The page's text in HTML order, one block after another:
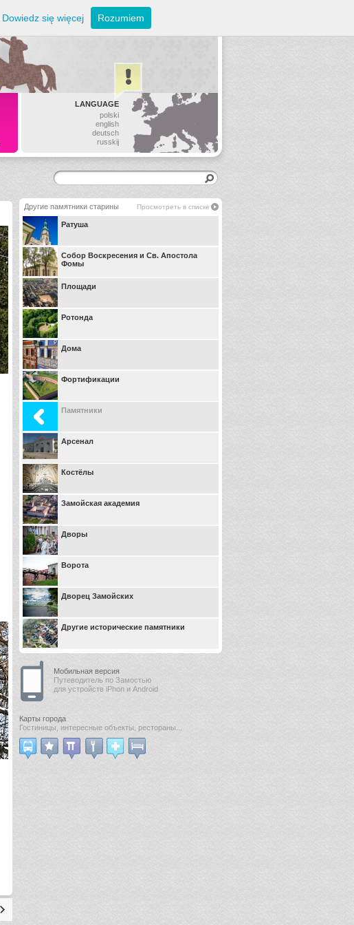
LANGUAGE
polski
english
deutsch
russkij
Другие памятники старины Просмотреть в списке
Ратуша
Собор Воскресения и Св. Апостола
Фомы
Площади
Ротонда
Дома
Фортификации
Памятники
Арсенал
Костёлы
Замойская академия
Дворы
Ворота
Дворец Замойских
Другие исторические памятники
Мобильная версия
Путеводитель по Замостью
для устройств iPhon и Android
Карты города
Гостиницы, интересные объекты, рестораны...
Dowiedz się więcej Rozumiem